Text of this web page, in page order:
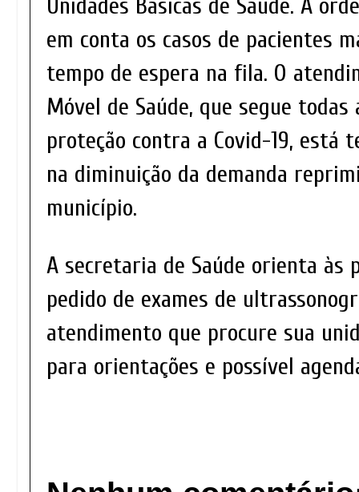
Unidades Básicas de Saúde. A
em conta os casos de pacientes
tempo de espera na fila. O
Móvel de Saúde, que segue todas
proteção contra a Covid-19, está
na diminuição da demanda
município.
A secretaria de Saúde orienta às
pedido de exames de
atendimento que procure sua
para orientações e possível